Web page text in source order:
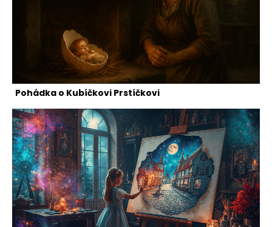
Pohádka o Kubíčkovi Prstíčkovi